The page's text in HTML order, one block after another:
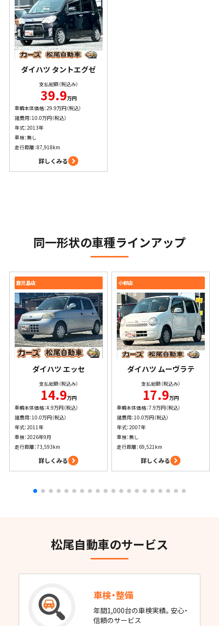
ダイハツ タントエグゼ
支払総額（税込み）
39.9万円
車輌本体価格：29.9万円（税込）
諸費用：10.0万円（税込）
年式：2013年
車検：無し
走行距離：87,918km
詳しくみる
同一形状の車種ラインアップ
鹿児島店
ダイハツエッセ
支払総額（税込み）
14.9万円
車輌本体価格：4.9万円（税込）
諸費用：10.0万円（税込）
年式：2011年
車検：2026年9月
走行距離：73,593km
詳しくみる
小郡店
ダイハツ ムーヴラテ
支払総額（税込み）
17.9万円
車輌本体価格：7.9万円（税込）
諸費用：10.0万円（税込）
年式：2007年
車検：無し
走行距離：69,521km
詳しくみる
松尾自動車のサービス
車検・整備
年間1,000台の車検実績。安心・
信頼のサービス